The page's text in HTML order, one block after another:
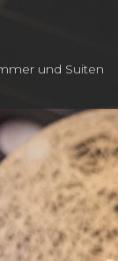
und Suiten